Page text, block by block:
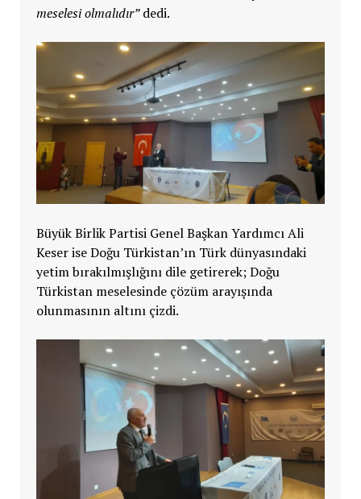
meselesi olmalıdır”dedi.
Büyük Birlik Partisi Genel Başkan Yardımcı Ali
Keser ise Doğu Türkistan’ın Türk dünyasındaki
yetim bırakılmışlığını dile getirerek; Doğu
Türkistan meselesinde çözüm arayışında
olunmasının altını çizdi.